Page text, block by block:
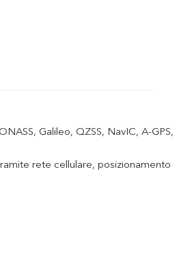
Galileo, QZSS, NavIC, A-GPS,
rete cellulare, posizionamento